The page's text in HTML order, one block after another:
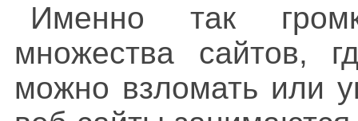
Именно так
множества сайтов,
можно взломать или